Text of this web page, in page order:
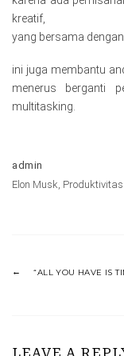
kreatif,
yang bersama
ini juga membantu
menerus berganti
multitasking.
admin
Elon Musk Produktivitas
“ALL YOU HAVE IS
LEAVE A